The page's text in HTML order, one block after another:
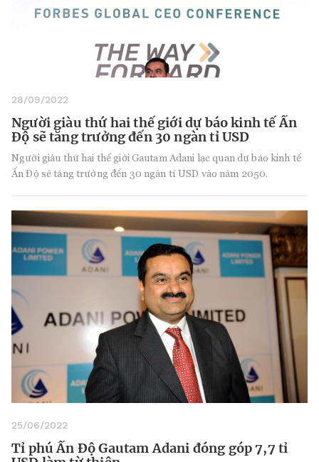
28/09/2022
Người giàu thứ hai thế giới dự báo kinh tế Ấn
Độ sẽ tăng trưởng đến 30 ngàn tỉ USD
Người giàu thứ hai thế giới Gautam Adani lạc quan dự báo kinh tế
Ấn Độ sẽ tăng trưởng đến 30 ngàn tỉ USD vào năm 2050.
25/06/2022
Tỉ phú Ấn Độ Gautam Adani đóng góp 7,7 tỉ